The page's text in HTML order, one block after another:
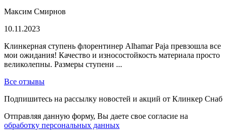
Максим Смирнов
10.11.2023
Клинкерная ступень флорентинер Alhamar Paja превзошла все
мои ожидания! Качество и износостойкость материала просто
великолепны. Размеры ступени ...
Все отзывы
Подпишитесь на рассылку новостей и акций от Клинкер Снаб
Отправляя данную форму, Вы даете свое согласие на
обработку персональных данных